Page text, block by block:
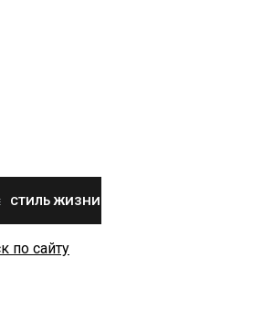
СТИЛЬ ЖИЗНИ
по сайту